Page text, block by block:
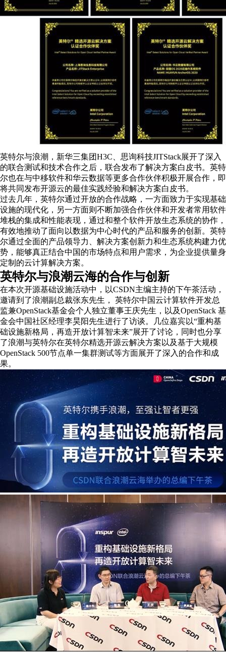
英特尔与浪潮，新华三集团H3C、思询科技JITStack展开了深入
的联合测试和技术合作之后，联合发布了解决方案白皮书。英特
尔也在与中移软件和华云数据等更多合作伙伴积极开展合作，即
将共同发布开源云的最佳实践经验和解决方案白皮书。
过去几年，英特尔通过开放的合作战略，一方面致力于实现基础
设施的现代化，另一方面则不断加强合作伙伴和开发者常用软件
堆栈的集成和性能表现，通过和整个软件开放生态系统的协作，
有效地推动了面向以数据为中心时代的产品和服务的创新。英特
尔通过全面的产品领导力、解决方案创新力和生态系统构建力优
势，能够真正结合中国的市场特点和用户需求，为企业提供量身
定制的云计算解决方案。
英特尔与浪潮云海的合作与创新
在本次开源基础设施活动中，以CSDN主编主持的下午茶活动，
邀请到了浪潮副总裁张东先生， 英特尔中国云计算软件开发总
监兼OpenStack基金会个人独立董事王庆先生，以及OpenStack 基
金会中国社区经理李昊阳先生进行了访谈。几位嘉宾以“重构基
础设施新格局，再造开放计算智未来”展开了讨论，同时也分享
了浪潮与英特尔在英特尔精选开源云解决方案以及基于大规模
OpenStack 500节点单一集群测试等方面展开了深入的合作和成
果。